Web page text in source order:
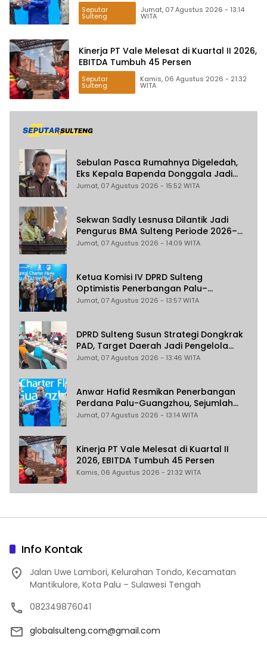
Seputar
Sulteng
Jumat, 07 Agustus 2026 - 13:14
WITA
Kinerja PT Vale Melesat di Kuartal II 2026,
EBITDA Tumbuh 45 Persen
Seputar
Sulteng
Kamis, 06 Agustus 2026 - 21:32
WITA
Sebulan Pasca Rumahnya Digeledah,
Eks Kepala Bapenda Donggala Jadi
Tersangka Dugaan Korupsi
Jumat, 07 Agustus 2026 - 15:52 WITA
Sekwan Sadly Lesnusa Dilantik Jadi
Pengurus BMA Sulteng Periode 2026–
2031
Jumat, 07 Agustus 2026 - 14:09 WITA
Ketua Komisi IV DPRD Sulteng
Optimistis Penerbangan Palu–
Guangzhou Dongkrak Ekspor dan
Jumat, 07 Agustus 2026 - 13:57 WITA
DPRD Sulteng Susun Strategi Dongkrak
PAD, Target Daerah Jadi Pengelola
Sekaligus Penghasil
Jumat, 07 Agustus 2026 - 13:46 WITA
Anwar Hafid Resmikan Penerbangan
Perdana Palu-Guangzhou, Sejumlah
Maskapai Jajaki Rute Malaysia dan
Jumat, 07 Agustus 2026 - 13:14 WITA
Kinerja PT Vale Melesat di Kuartal II
2026, EBITDA Tumbuh 45 Persen
Kamis, 06 Agustus 2026 - 21:32 WITA
Info Kontak
Jalan Uwe Lambori, Kelurahan Tondo, Kecamatan
Mantikulore, Kota Palu – Sulawesi Tengah
082349876041
globalsulteng.com@gmail.com